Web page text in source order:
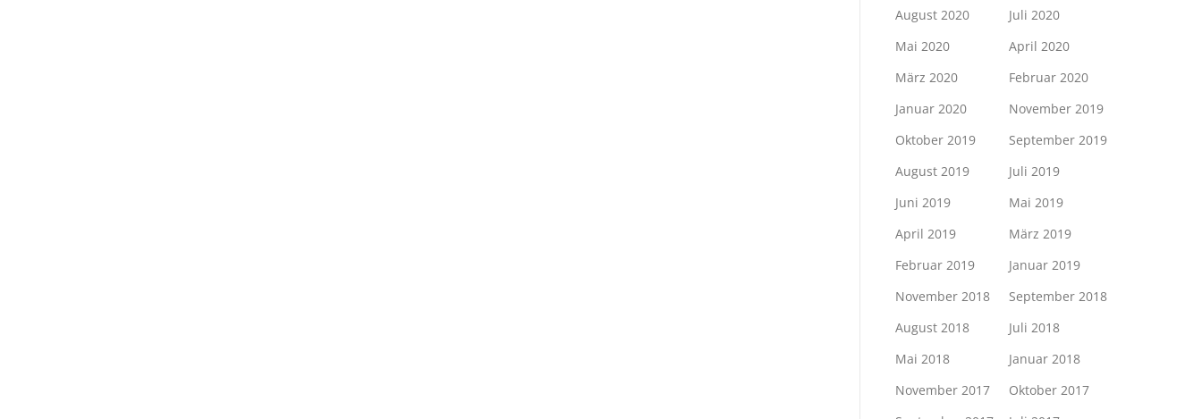
August 2020
Juli 2020
Mai 2020
April 2020
März 2020
Februar 2020
Januar 2020
November 2019
Oktober 2019
September 2019
August 2019
Juli 2019
Juni 2019
Mai 2019
April 2019
März 2019
Februar 2019
Januar 2019
November 2018
September 2018
August 2018
Juli 2018
Mai 2018
Januar 2018
November 2017
Oktober 2017